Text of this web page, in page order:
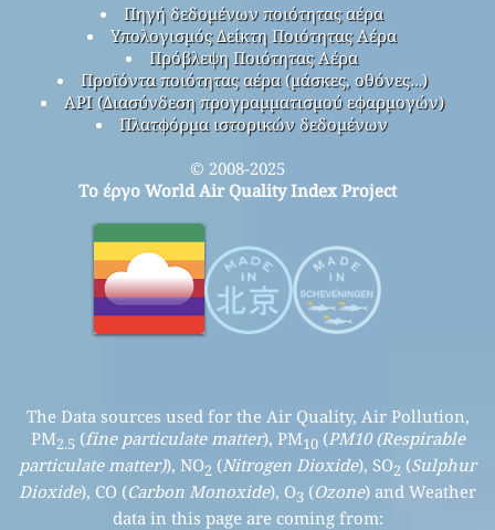
Πηγή δεδομένων ποιότητας αέρα
Υπολογισμός Δείκτη Ποιότητας Αέρα
Πρόβλεψη Ποιότητας Αέρα
Προϊόντα ποιότητας αέρα (μάσκες, οθόνες…)
API (Διασύνδεση προγραμματισμού εφαρμογών)
Πλατφόρμα ιστορικών δεδομένων
© 2008-2025
Το έργο World Air Quality Index Project
The Data sources used for the Air Quality, Air Pollution,
PM2.5 (fine particulate matter), PM10(PM10 (Respirable
particulate matter)), NO2 (Nitrogen Dioxide), SO2 (Sulphur
Dioxide), CO (Carbon Monoxide), O3 (Ozone) and Weather
data in this page are coming from: